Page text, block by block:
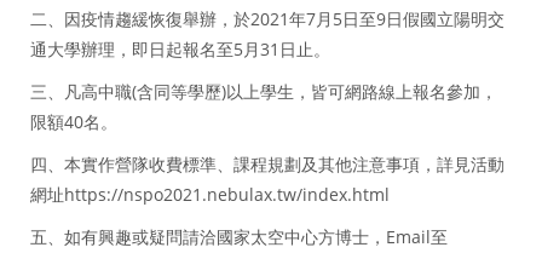
二、因疫情趨緩恢復舉辦，於2021年7月5日至9日假國立陽明交
通大學辦理，即日起報名至5月31日止。
三、凡高中職(含同等學歷)以上學生，皆可網路線上報名參加，
限額40名。
四、本實作營隊收費標準、課程規劃及其他注意事項，詳見活動
網址https://nspo2021.nebulax.tw/index.html
五、如有興趣或疑問請洽國家太空中心方博士，Email至